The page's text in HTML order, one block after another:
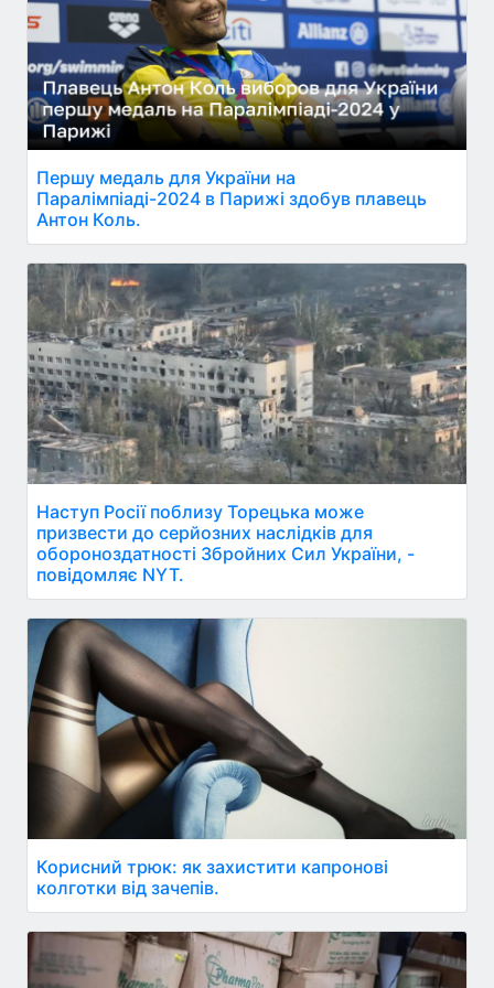
Першу медаль для України на
Паралімпіаді-2024 в Парижі здобув плавець
Антон Коль.
Наступ Росії поблизу Торецька може
призвести до серйозних наслідків для
обороноздатності Збройних Сил України, -
повідомляє NYT.
Корисний трюк: як захистити капронові
колготки від зачепів.